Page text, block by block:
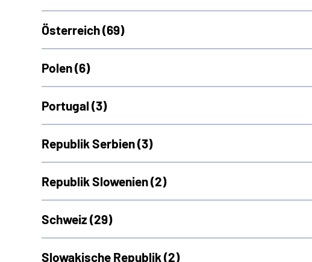
Österreich (69)
Polen (6)
Portugal (3)
Republik Serbien (3)
Republik Slowenien (2)
Schweiz (29)
Slowakische Republik (2)